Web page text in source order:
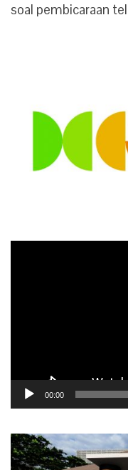
soal pembicaraan
00:00